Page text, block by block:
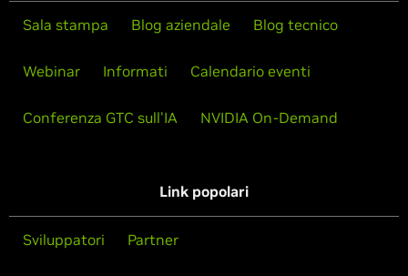
Sala stampa Blog aziendale Blog tecnico
Webinar Informati Calendario eventi
Conferenza GTC sull'IA NVIDIA On-Demand
Link popolari
Sviluppatori Partner